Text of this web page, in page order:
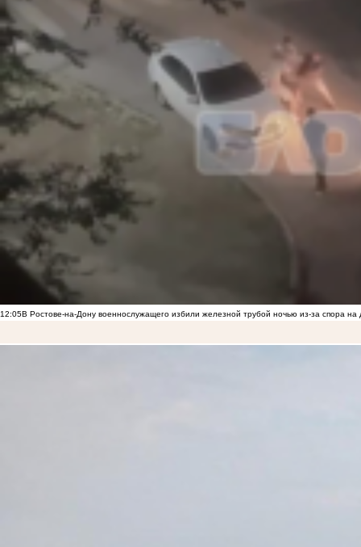
12:05В Ростове-на-Дону военнослужащего избили железной трубой ночью из-за спора на